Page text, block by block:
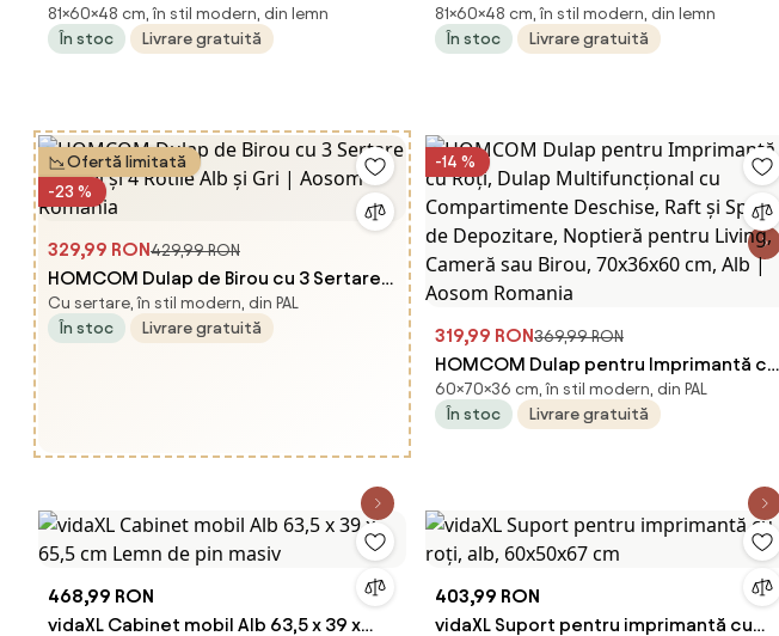
lemn prelucrat
81×60×48 cm, în stil modern, din lemn
În stoc
Livrare gratuită
60x48x81 cm, lemn prelucrat
81×60×48 cm, în stil modern, din lemn
În stoc
Livrare gratuită
Ofertă limitată
-23 %
329,99 RON429,99 RON
HOMCOM Dulap de Birou cu 3 Sertare
cu Chei și 4 Rotile Alb și Gri | Aosom
Romania
Cu sertare, în stil modern, din PAL
În stoc
Livrare gratuită
-14 %
319,99 RON369,99 RON
HOMCOM Dulap pentru Imprimantă cu
Roți, Dulap Multifuncțional cu
Compartimente Deschise, Raft și
Alb | Aosom Romania
60×70×36 cm, în stil modern, din PAL
În stoc
Livrare gratuită
468,99 RON
vidaXL Cabinet mobil Alb 63,5 x 39 x
403,99 RON
vidaXL Suport pentru imprimantă cu